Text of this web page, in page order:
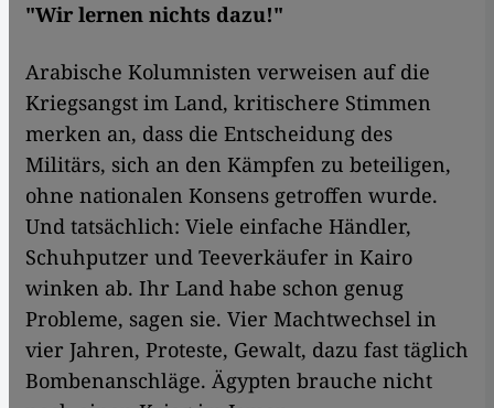
"Wir lernen nichts dazu!"
Arabische Kolumnisten verweisen auf die
Kriegsangst im Land, kritischere Stimmen
merken an, dass die Entscheidung des
Militärs, sich an den Kämpfen zu beteiligen,
ohne nationalen Konsens getroffen wurde.
Und tatsächlich: Viele einfache Händler,
Schuhputzer und Teeverkäufer in Kairo
winken ab. Ihr Land habe schon genug
Probleme, sagen sie. Vier Machtwechsel in
vier Jahren, Proteste, Gewalt, dazu fast täglich
Bombenanschläge. Ägypten brauche nicht